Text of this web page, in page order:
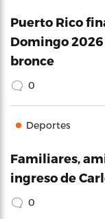
Puerto Rico
Domingo
bronce
0
Deportes
Familiares,
ingreso de
0